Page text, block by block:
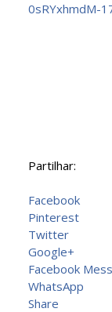
0sRYxhmdM-
Partilhar:
Facebook
Pinterest
Twitter
Google+
Facebook
WhatsApp
Share